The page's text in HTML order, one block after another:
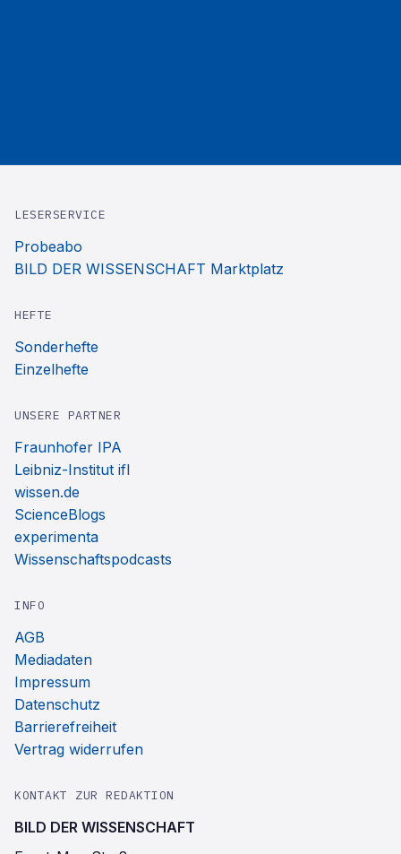
LESERSERVICE
Probeabo
BILD DER WISSENSCHAFT Marktplatz
HEFTE
Sonderhefte
Einzelhefte
UNSERE PARTNER
Fraunhofer IPA
Leibniz-Institut ifl
wissen.de
ScienceBlogs
experimenta
Wissenschaftspodcasts
INFO
AGB
Mediadaten
Impressum
Datenschutz
Barrierefreiheit
Vertrag widerrufen
KONTAKT ZUR REDAKTION
BILD DER WISSENSCHAFT